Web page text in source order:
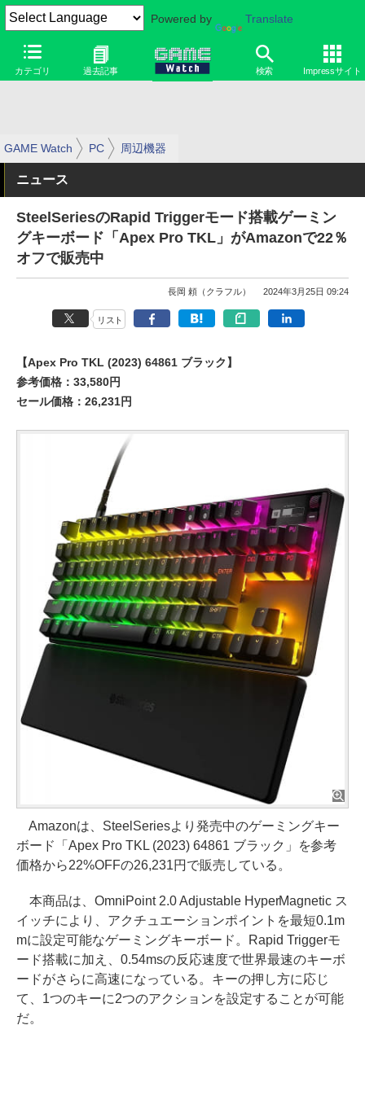
Powered by Translate
カテゴリ 過去記事 検索 Impressサイト
GAME Watch PC 周辺機器
ニュース
SteelSeriesのRapid Triggerモード搭載ゲーミン
グキーボード「Apex Pro TKL」がAmazonで22％
オフで販売中
長岡 頼（クラフル） 2024年3月25日 09:24
リスト
【Apex Pro TKL (2023) 64861 ブラック】
参考価格：33,580円
セール価格：26,231円
Amazonは、SteelSeriesより発売中のゲーミングキー
ボード「Apex Pro TKL (2023) 64861 ブラック」を参考
価格から22%OFFの26,231円で販売している。
本商品は、OmniPoint 2.0 Adjustable HyperMagnetic ス
イッチにより、アクチュエーションポイントを最短0.1m
mに設定可能なゲーミングキーボード。Rapid Triggerモ
ード搭載に加え、0.54msの反応速度で世界最速のキーボ
ードがさらに高速になっている。キーの押し方に応じ
て、1つのキーに2つのアクションを設定することが可能
だ。